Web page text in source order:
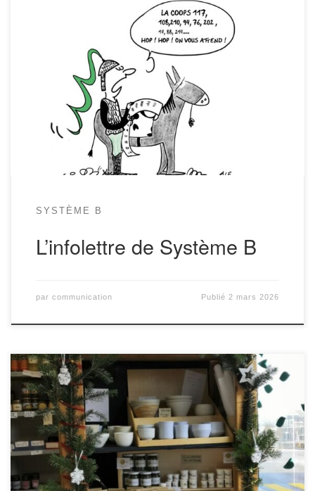
Hello hello! Revoilà l’incroyable infolettre de Système B. Tout ce qu’il
faut savoir sur la substantifique moëlle de ton épicerie bio, durable et
préférée, c’est ici! Trève d’adjectifs, voici au sommaire pour ce coup-
ci: – C’était Noël à l’épicerie – Du changement chez Cha Cosmétiques
– L’ordi passe en mode linux – […]
SYSTÈME B
L’infolettre de Système B
par communication Publié2 mars 2026
Hello: Voilà une info bonus pour te rappeler l’événement
incontournable de demain, et aussi te rendre attentif à deux places à
prendre à Système B pour les bienfaits de la coopérative. A demain,
oh oh oh. Ah j’oubliais: à vos volailles! Prod recrute Chère-er
coopératrice-eur, A la suite du départ […]